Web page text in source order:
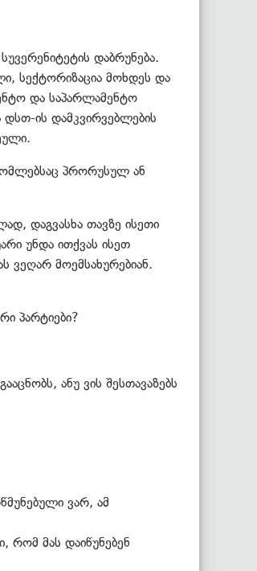
დაბრუნება.
სექტორიზაცია მოხდეს და
და საპარლამენტო
დსთ-ის დამკვირვებლების
პრორუსულ ან
დაგვასხა თავზე ისეთი
უნდა ითქვას ისეთ
ვეღარ მოემსახურებიან.
პარტიები?
ანუ ვის შესთავაზებს
ვარ, ამ
რომ მას დაიწუნებენ